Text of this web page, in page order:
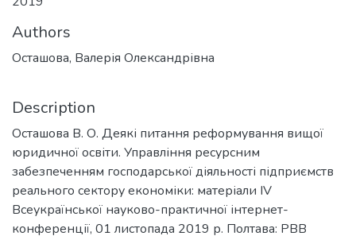
Authors
Осташова, Валерія Олександрівна
Description
Осташова В. О. Деякі питання реформування вищої
юридичної освіти. Управління ресурсним
забезпеченням господарської діяльності підприємств
реального сектору економіки: матеріали ІV
Всеукраїнської науково-практичної інтернет-
конференції, 01 листопада 2019 р. Полтава: РВВ